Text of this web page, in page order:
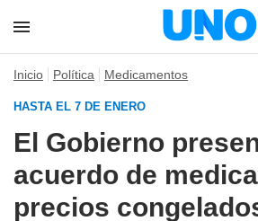
Inicio Política Medicamentos
HASTA EL 7 DE ENERO
El Gobierno
acuerdo de
precios